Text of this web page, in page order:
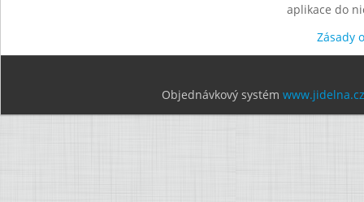
aplikace do
Zásady
Objednávkový systém www.jidelna.cz